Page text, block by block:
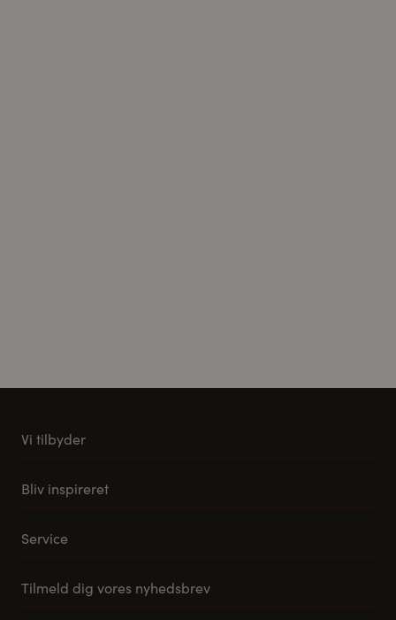
Vi tilbyder
Køkkener
Tilbehør og reservedele
Bliv inspireret
Service
Leveringsmuligheder
Tilmeld dig vores nyhedsbrev